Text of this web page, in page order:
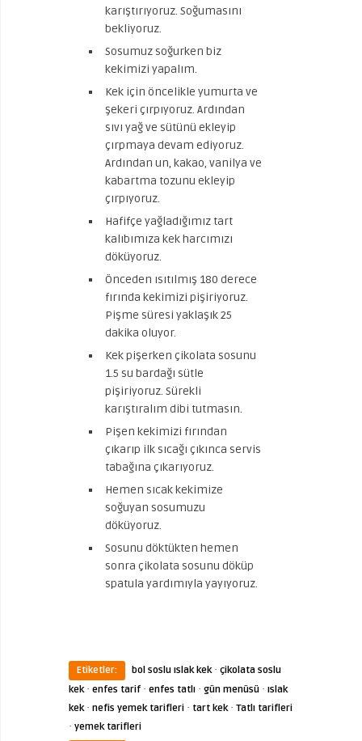
karıştırıyoruz. Soğumasını
bekliyoruz.
Sosumuz soğurken biz
kekimizi yapalım.
Kek için öncelikle yumurta ve
şekeri çırpıyoruz. Ardından
sıvı yağ ve sütünü ekleyip
çırpmaya devam ediyoruz.
Ardından un, kakao, vanilya ve
kabartma tozunu ekleyip
çırpıyoruz.
Hafifçe yağladığımız tart
kalıbımıza kek harcımızı
döküyoruz.
Önceden ısıtılmış 180 derece
fırında kekimizi pişiriyoruz.
Pişme süresi yaklaşık 25
dakika oluyor.
Kek pişerken çikolata sosunu
1.5 su bardağı sütle
pişiriyoruz. Sürekli
karıştıralım dibi tutmasın.
Pişen kekimizi fırından
çıkarıp ilk sıcağı çıkınca servis
tabağına çıkarıyoruz.
Hemen sıcak kekimize
soğuyan sosumuzu
döküyoruz.
Sosunu döktükten hemen
sonra çikolata sosunu döküp
spatula yardımıyla yayıyoruz.
Etiketler: bol soslu ıslak kek· çikolata soslu
kek· enfes tarif · enfes tatlı · gün menüsü · ıslak
kek· nefis yemek tarifleri · tart kek· Tatlı tarifleri
· yemek tarifleri